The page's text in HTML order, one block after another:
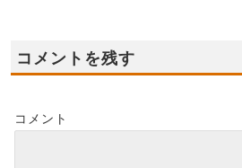
コメントを残す
コメント